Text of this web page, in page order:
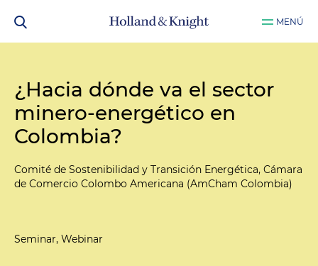
MENÚ
¿Hacia dónde va el sector
minero-energético en
Colombia?
Comité de Sostenibilidad y Transición Energética, Cámara
de Comercio Colombo Americana (AmCham Colombia)
Seminar, Webinar